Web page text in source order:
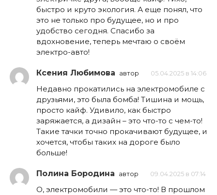
быстро и круто экология. А еще понял, что
это не только про будущее, но и про
удобство сегодня. Спасибо за
вдохновение, теперь мечтаю о своём
электро-авто!
Ксения Любимова автор 05.04.2025 в 14:06
Недавно прокатились на электромобиле с
друзьями, это была бомба! Тишина и мощь,
просто кайф. Удивило, как быстро
заряжается, а дизайн – это что-то с чем-то!
Такие тачки точно прокачивают будущее, и
хочется, чтобы таких на дороге было
больше!
Полина Бородина автор 09.04.2025 в 07:14
О, электромобили — это что-то! В прошлом